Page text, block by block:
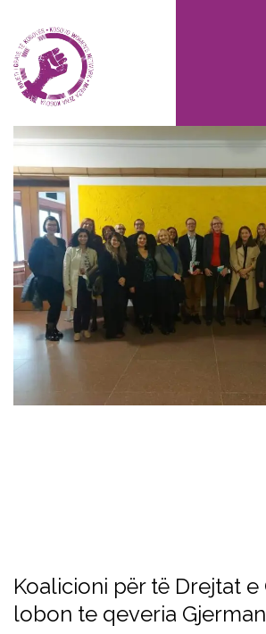
Koalicioni për të Drejtat e
lobon te qeveria